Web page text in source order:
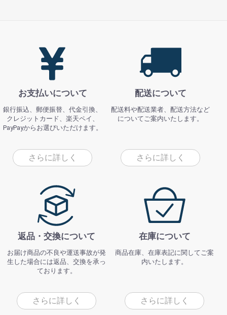
お支払いについて
銀行振込、郵便振替、代金引換、
クレジットカード、楽天ペイ、
PayPayからお選びいただけます。
さらに詳しく
配送について
配送料や配送業者、配送方法など
についてご案内いたします。
さらに詳しく
返品・交換について
お届け商品の不良や運送事故が発
生した場合には返品、交換を承っ
ております。
さらに詳しく
在庫について
商品在庫、在庫表記に関してご案
内いたします。
さらに詳しく